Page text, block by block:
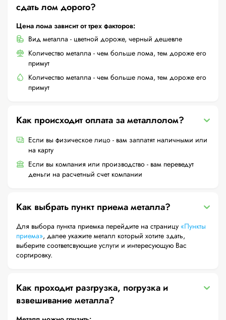
сдать лом дорого?
Цена лома зависит от трех факторов:
Вид металла - цветной дороже, черный дешевле
Количество металла - чем больше лома, тем дороже его
примут
Количество металла - чем больше лома, тем дороже его
примут
Как происходит оплата за металлолом?
Если вы физическое лицо - вам заплатят наличными или
на карту
Если вы компания или производство - вам переведут
деньги на расчетный счет компании
Как выбрать пункт приема металла?
Для выбора пункта приемка перейдите на страницу «Пункты
приема», далее укажите металл который хотите здать,
выберите соответсвующие услуги и интересующую Вас
сортировку.
Как проходит разгрузка, погрузка и
взвешивание металла?